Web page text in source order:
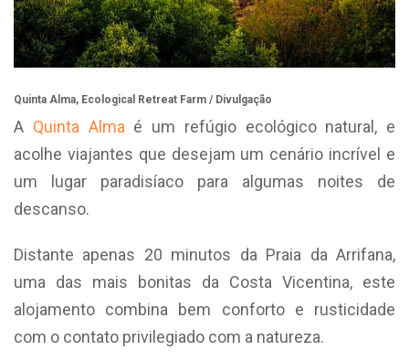
Quinta Alma, Ecological Retreat Farm / Divulgação
A Quinta Alma é um refúgio ecológico natural, e
acolhe viajantes que desejam um cenário incrível e
um lugar paradisíaco para algumas noites de
descanso.
Distante apenas 20 minutos da Praia da Arrifana,
uma das mais bonitas da Costa Vicentina, este
alojamento combina bem conforto e rusticidade
com o contato privilegiado com a natureza.